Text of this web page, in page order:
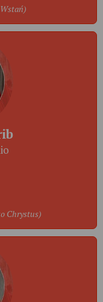
Chrystus)